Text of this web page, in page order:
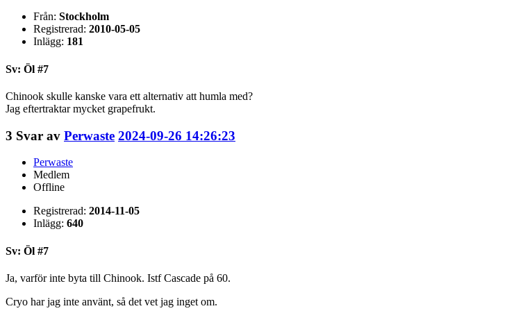
Från: Stockholm
Registrerad: 2010-05-05
Inlägg: 181
Sv: Öl #7
Chinook skulle kanske vara ett alternativ att humla med?
Jag eftertraktar mycket grapefrukt.
3 Svar av Perwaste 2024-09-26 14:26:23
Perwaste
Medlem
Offline
Registrerad: 2014-11-05
Inlägg: 640
Sv: Öl #7
Ja, varför inte byta till Chinook. Istf Cascade på 60.
Cryo har jag inte använt, så det vet jag inget om.